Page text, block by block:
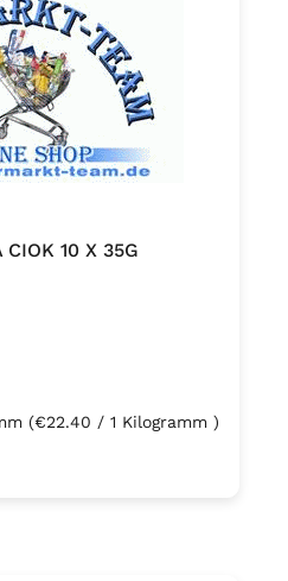
CIOK 10 X 35G
(€22.40 / 1 Kilogramm )